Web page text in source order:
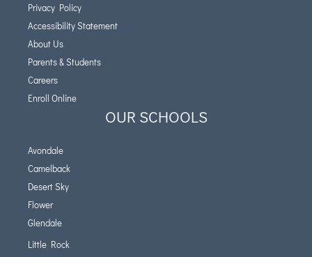
Privacy Policy
Accessibility Statement
About Us
Parents & Students
Careers
Enroll Online
OUR SCHOOLS
Avondale
Camelback
Desert Sky
Flower
Glendale
Little Rock